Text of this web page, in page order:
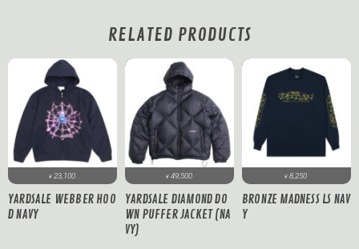
RELATED PRODUCTS
¥ 23,100
YARDSALE WEBBER HOO
D NAVY
¥ 49,500
YARDSALE DIAMOND DO
WN PUFFER JACKET (NA
VY)
¥ 8,250
BRONZE MADNESS LS NAV
Y